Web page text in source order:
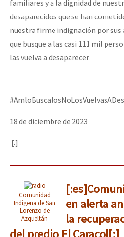
familiares y a la dignidad de
desaparecidos que se han
nuestra firme indignación por sus
que busque a las casi 111 mil
las vuelva a desaparecer.
18 de diciembre de 2023
[:]
Comunidad
Indígena de San
Lorenzo de
Azqueltán
en alerta
la
del predio El Caracol[:]